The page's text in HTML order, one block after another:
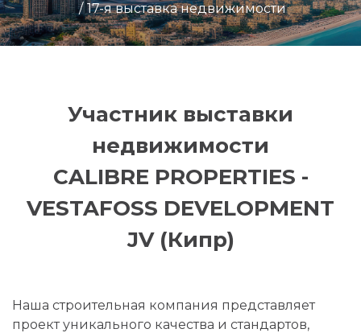
17-я выставка недвижимости
Участник выставки
недвижимости
CALIBRE PROPERTIES -
VESTAFOSS DEVELOPMENT
JV (Кипр)
Наша строительная компания представляет
проект уникального качества и стандартов,